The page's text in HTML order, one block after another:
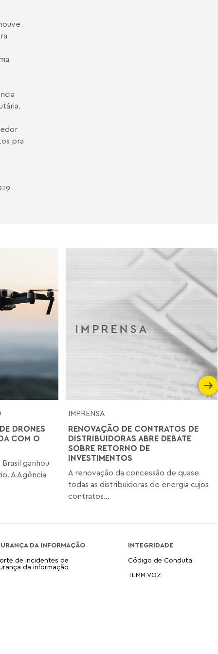
pra
DRONES
COM O
ganhou
A Agência
IMPRENSA
RENOVAÇÃO DE CONTRATOS DE
DISTRIBUIDORAS ABRE DEBATE
SOBRE RETORNO DE
INVESTIMENTOS
A renovação da concessão de quase
todas as distribuidoras de energia cujos
contratos...
DA INFORMAÇÃO
de incidentes de
da informação
INTEGRIDADE
Código de Conduta
TEMM VOZ